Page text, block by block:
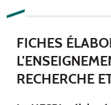
FICHES
RECHERCHE